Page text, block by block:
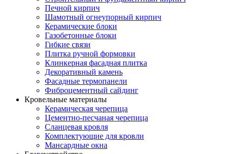
Печной кирпич
Шамотный огнеупорный кирпич
Керамические блоки
Газобетонные блоки
Гибкие связи
Плитка ручной формовки
Клинкерная фасадная плитка
Декоративный камень
Фасадные термопанели
Фиброцементный сайдинг
Кровельные материалы
Керамическая черепица
Цементно-песчаная черепица
Сланцевая кровля
Комплектующие для кровли
Мансардные окна